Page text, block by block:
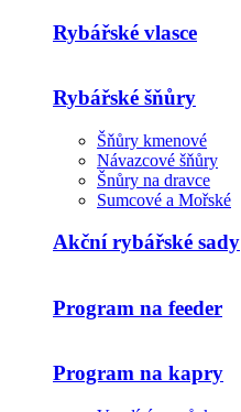
Rybářské vlasce
Rybářské šňůry
Šňůry kmenové
Návazcové šňůry
Šnůry na dravce
Sumcové a Mořské
Akční rybářské sady
Program na feeder
Program na kapry